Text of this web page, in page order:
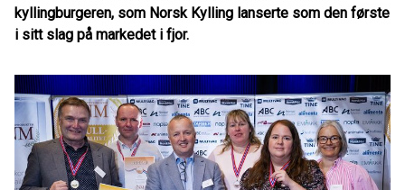
kyllingburgeren, som Norsk Kylling lanserte som den første
i sitt slag på markedet i fjor.